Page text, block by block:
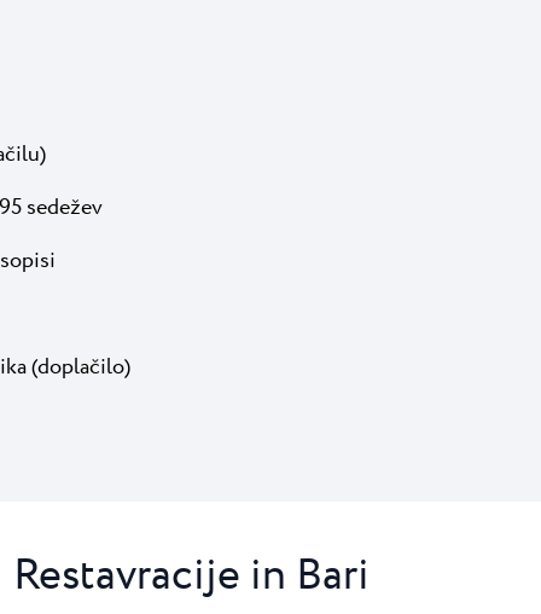
sedežev
(doplačilo)
Restavracije in Bari